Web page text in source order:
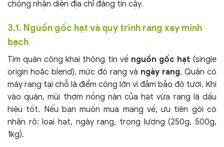
chóng nhận diện địa chỉ đáng tin cậy.
3.1. Nguồn gốc hạt và quy trình rang xay minh
bạch
Tìm quán công khai thông tin về nguồn gốc hạt (single
origin hoặc blend), mức độ rang và ngày rang. Quán có
máy rang tại chỗ là điểm cộng lớn vì đảm bảo độ tươi. Khi
vào quán, mùi thơm nồng nàn của hạt vừa rang là dấu
hiệu tốt. Nếu bạn muốn mua mang về, ưu tiên gói có
nhãn rõ: loại hạt, ngày rang, trọng lượng (250g, 500g,
1kg).